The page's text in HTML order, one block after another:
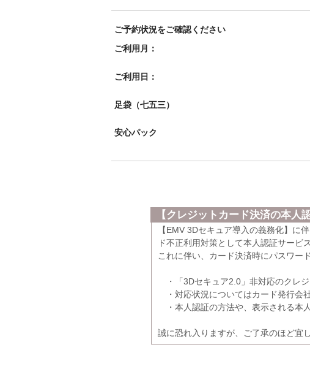
ご予約状況をご確認ください
ご利用月：
ご利用日：
足袋（七五三）
安心パック
【クレジットカード決済の本人
【EMV 3Dセキュア導入の義務化】に
ド不正利用対策として本人認証サー
これに伴い、カード決済時にパスワー
・「3Dセキュア2.0」非対応のクレジ
・対応状況についてはカード発行会
・本人認証の方法や、表示される本
誠に恐れ入りますが、ご了承のほど宜